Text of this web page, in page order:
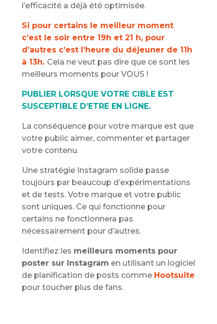
l’efficacité a déjà été optimisée.
Si pour certains le meilleur moment
c’est le soir entre 19h et 21 h, pour
d’autres c’est l’heure du déjeuner de 11h
à 13h. Cela ne veut pas dire que ce sont les
meilleurs moments pour VOUS !
PUBLIER LORSQUE VOTRE CIBLE EST
SUSCEPTIBLE D’ETRE EN LIGNE.
La conséquence pour votre marque est que
votre public aimer, commenter et partager
votre contenu.
Une stratégie Instagram solide passe
toujours par beaucoup d’expérimentations
et de tests. Votre marque et votre public
sont uniques. Ce qui fonctionne pour
certains ne fonctionnera pas
nécessairement pour d’autres.
Identifiez les meilleurs moments pour
poster sur Instagram en utilisant un logiciel
de planification de posts comme Hootsuite
pour toucher plus de fans.